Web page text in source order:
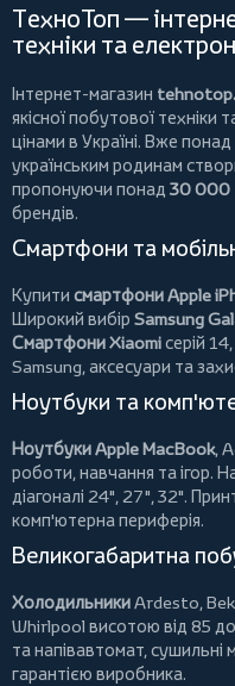
ТехноТоп —
техніки та
Інтернет-магазин
якісної побутової техніки
цінами в Україні. Вже
українським родинам
пропонуючи понад 30 000
брендів.
Смартфони та
Купити смартфони Apple
Широкий вибір Samsung
Смартфони Xiaomiсерій
Samsung, аксесуари та
Ноутбуки та
Ноутбуки Apple MacBook,
роботи, навчання та ігор.
діагоналі 24", 27", 32".
комп'ютерна периферія.
Великогабаритна
ХолодильникиArdesto,
Whirlpool висотою від 85
та напівавтомат, сушильні
гарантією виробника.